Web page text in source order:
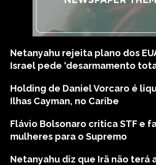
Netanyahu rejeita plano dos
Israel pede ‘desarmamento
Holding de Daniel Vorcaro é
Ilhas Cayman, no Caribe
Flávio Bolsonaro critica STF e
mulheres para o Supremo
Netanyahu diz que Irã não terá